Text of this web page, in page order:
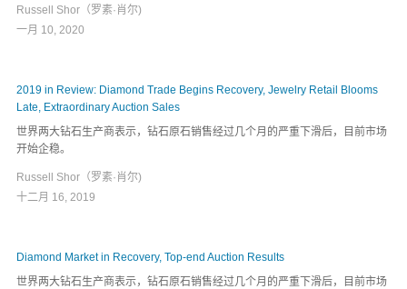
Russell Shor（罗素·肖尔)
一月 10, 2020
2019 in Review: Diamond Trade Begins Recovery, Jewelry Retail Blooms
Late, Extraordinary Auction Sales
世界两大钻石生产商表示，钻石原石销售经过几个月的严重下滑后，目前市场
开始企稳。
Russell Shor（罗素·肖尔)
十二月 16, 2019
Diamond Market in Recovery, Top-end Auction Results
世界两大钻石生产商表示，钻石原石销售经过几个月的严重下滑后，目前市场